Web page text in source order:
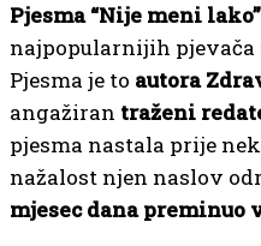
Pjesma “Nije meni lako”
najpopularnijih pjevača
Pjesma je to autora
angažiran traženi
pjesma nastala prije
nažalost njen naslov
mjesec dana preminuo